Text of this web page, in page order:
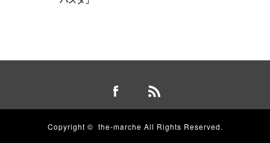
Copyright © the-marche All Rights Reserved.